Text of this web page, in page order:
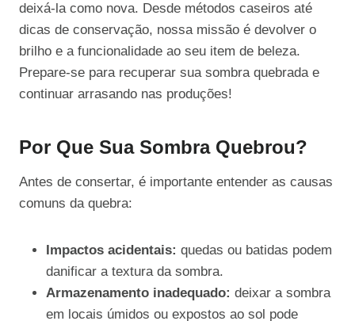
deixá-la como nova. Desde métodos caseiros até
dicas de conservação, nossa missão é devolver o
brilho e a funcionalidade ao seu item de beleza.
Prepare-se para recuperar sua sombra quebrada e
continuar arrasando nas produções!
Por Que Sua Sombra Quebrou?
Antes de consertar, é importante entender as causas
comuns da quebra:
Impactos acidentais: quedas ou batidas podem
danificar a textura da sombra.
Armazenamento inadequado: deixar a sombra
em locais úmidos ou expostos ao sol pode